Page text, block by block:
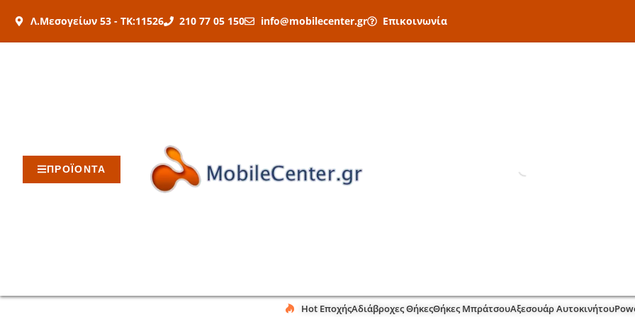
στο
Λ.Μεσογείων 53 - ΤΚ:11526 210 77 05 150 info@mobilecenter.gr Επικοινωνία
ΠΡΟΪΟΝΤΑ
Hot ΕποχήςΑδιάβροχες ΘήκεςΘήκες ΜπράτσουΑξεσουάρ Αυτοκινήτου